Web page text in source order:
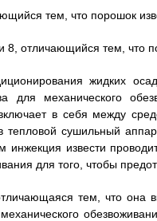
тем, что порошок
отличающийся тем, что
жидких
для механического
в себя между
сушильный
инжекция извести
для того, чтобы
тем, что она